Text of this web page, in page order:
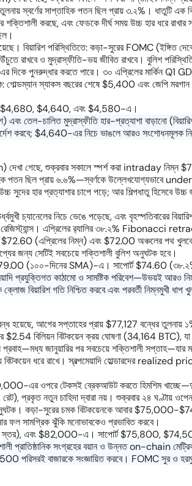
স্বর্ণের সাপ্তাহিক পতন ছিল প্রায় ৩.২%। ধাতুটি এক
শক্তিশালী করছে, এবং ফেডকে দীর্ঘ সময় উচ্চ হার ধরে
বিয়ারিশ পরিস্থিতিতে: কড়া-সুরের FOMC
রাখবে ও মুদ্রাস্ফীতি-ভয় জীবিত রাখবে। বুলিশ
পুনরুদ্ধার করতে পারে। ৩০ এপ্রিলের মার্কিন Q1
গোল্ডম্যান স্যাকস বছরের শেষে $5,400 এবং জেপি
$4,680, $4,640, এবং $4,580-এ।
এবং তেল-চালিত মুদ্রাস্ফীতি হার-প্রত্যাশা
করবে; $4,640-এর নিচে ভাঙলে আরও সংশোধনমূলক
গেছে, শুক্রবার সকালে স্পর্শ করা intraday নিম্ন
পতন ছিল প্রায় ৬.৬%—স্বর্ণকে উল্লেখযোগ্যভাবে
হার প্রত্যাশার চাপে পড়ে; আর শিল্পধাতু হিসেবে উচ্চ
চ্যানেলের নিচে ভেঙে পড়েছে, এবং
এপ্রিলের র‍্যালির ৩৮.২% Fibonacci
(এপ্রিলের নিম্ন) এবং $72.00 অঞ্চলের পথ
জন্য সেটিই সবচেয়ে শক্তিশালী বুলিশ অনুঘটক হবে।
(১০০-দিনের SMA)-এ। সাপোর্ট $74.60
প্রযুক্তিগত কাঠামো ও সামষ্টিক পরিবেশ—উভয়ই আরও
বিয়ারিশ গতি নিশ্চিত করবে এবং পরবর্তী নিম্নমুখী ধাপ
আগের সপ্তাহের প্রায় $77,127 বন্ধের তুলনায়
$2.54 বিলিয়ন বিটকয়েন ক্রয় ঘোষণা (34,164
প্রবাহ—মধ্য জানুয়ারির পর সবচেয়ে শক্তিশালী
জন্য বিটকয়েন ধরে রাখে। স্বল্পমেয়াদি হোল্ডারদের
এর ওপরে টেকসই ব্রেকআউট করতে হিমশিম
রেট), প্রকৃত নতুন চাহিদা দ্বারা নয়। শুক্রবার ২৪
কড়া-সুরের চমক বিটকয়েনকে আবার $75,000-
ফল সামগ্রিক ঝুঁকি মনোভাবকেও প্রভাবিত করবে।
স্তর), এবং $82,000-এ। সাপোর্ট $75,800,
প্রাতিষ্ঠানিক সংগ্রহের বয়ান ও উন্নত on-chain
পরিসরই বাজারকে সংজ্ঞায়িত করবে। FOMC সুর ও